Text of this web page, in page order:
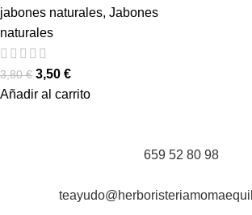
jabones naturales, Jabones
naturales
3,80€ 3,50 €
Añadir al carrito
659 52 80 98